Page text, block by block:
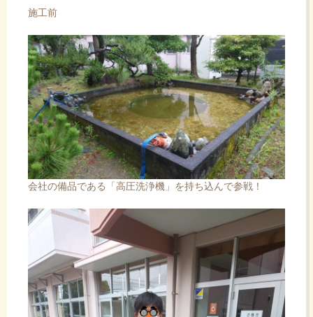
施工前
会社の備品である「高圧洗浄機」を持ち込んで参戦！